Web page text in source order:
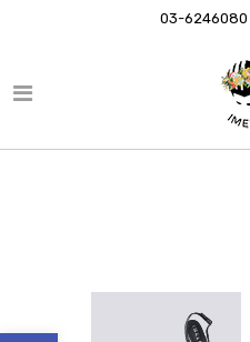
03-6246080